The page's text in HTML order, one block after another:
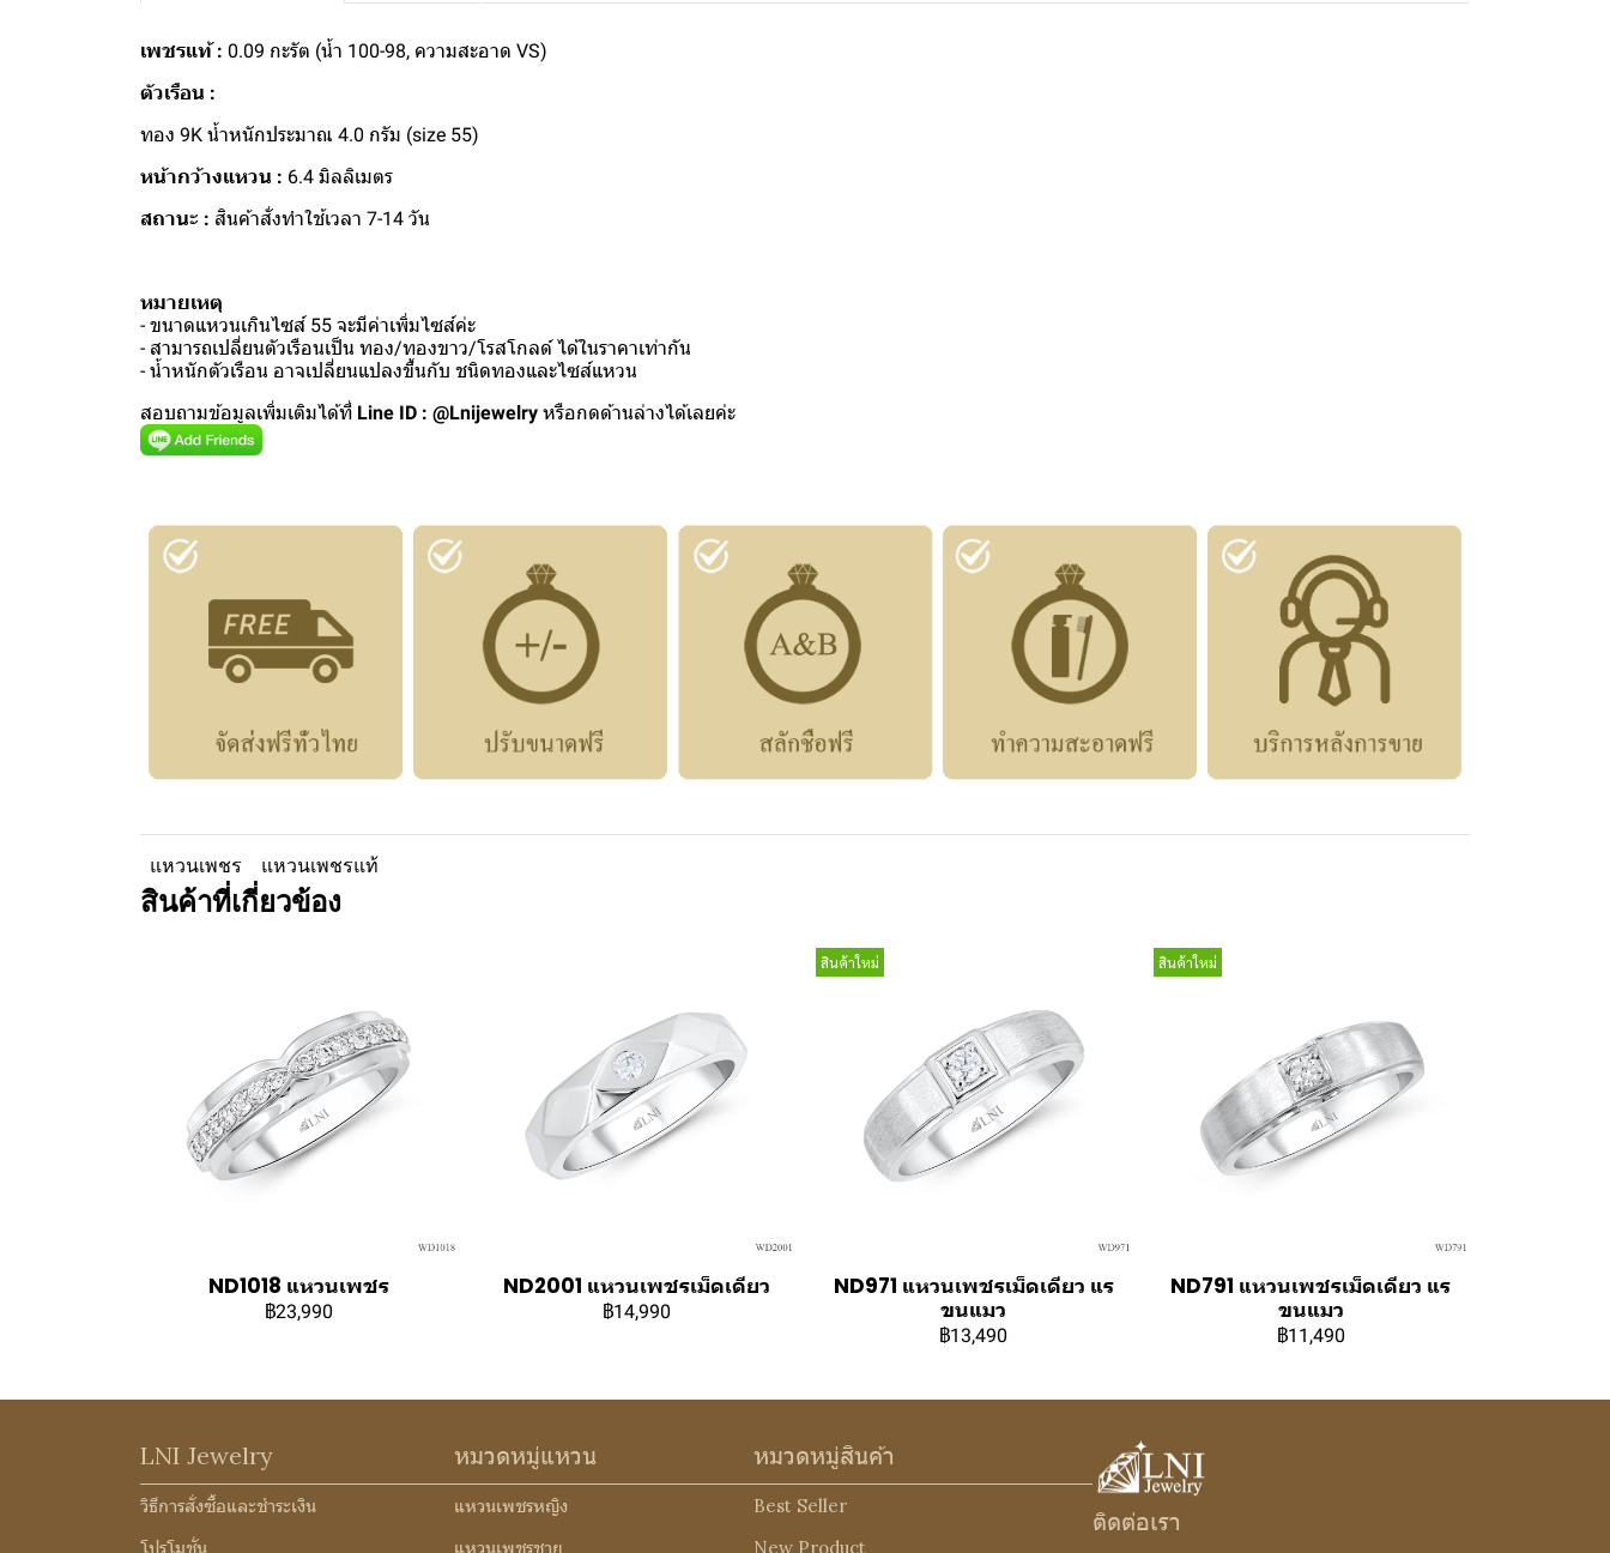
เพชรแท้ : 0.09 กะรัต (น้ำ 100-98, ความสะอาด VS)
ตัวเรือน :
ทอง 9K น้ำหนักประมาณ 4.0 กรัม (size 55)
หน้ากว้างแหวน : 6.4 มิลลิเมตร
สถานะ : สินค้าสั่งทำใช้เวลา 7-14 วัน
หมายเหตุ
- ขนาดแหวนเกินไซส์ 55 จะมีค่าเพิ่มไซส์ค่ะ
- สามารถเปลี่ยนตัวเรือนเป็น ทอง/ทองขาว/โรสโกลด์ ได้ในราคาเท่ากัน
- น้ำหนักตัวเรือน อาจเปลี่ยนแปลงขึ้นกับ ชนิดทองและไซส์แหวน
สอบถามข้อมูลเพิ่มเติมได้ที่ Line ID : @Lnijewelry หรือกดด้านล่างได้เลยค่ะ
แหวนเพชร แหวนเพชรแท้
สินค้าที่เกี่ยวข้อง
ND1018 แหวนเพชร
฿23,990
ND2001 แหวนเพชรเม็ดเดียว
฿14,990
สินค้าใหม่
ND971 แหวนเพชรเม็ดเดียว แร
ขนแมว
฿13,490
สินค้าใหม่
ND791 แหวนเพชรเม็ดเดียว แร
ขนแมว
฿11,490
LNI Jewelry
วิธีการสั่งซื้อและชำระเงิน
โปรโมชั่น
หมวดหมู่แหวน
แหวนเพชรหญิง
แหวนเพชรชาย
หมวดหมู่สินค้า
Best Seller
New Product
ติดต่อเรา